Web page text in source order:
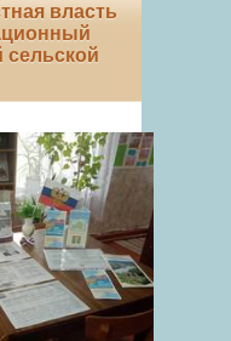
власть
сельской